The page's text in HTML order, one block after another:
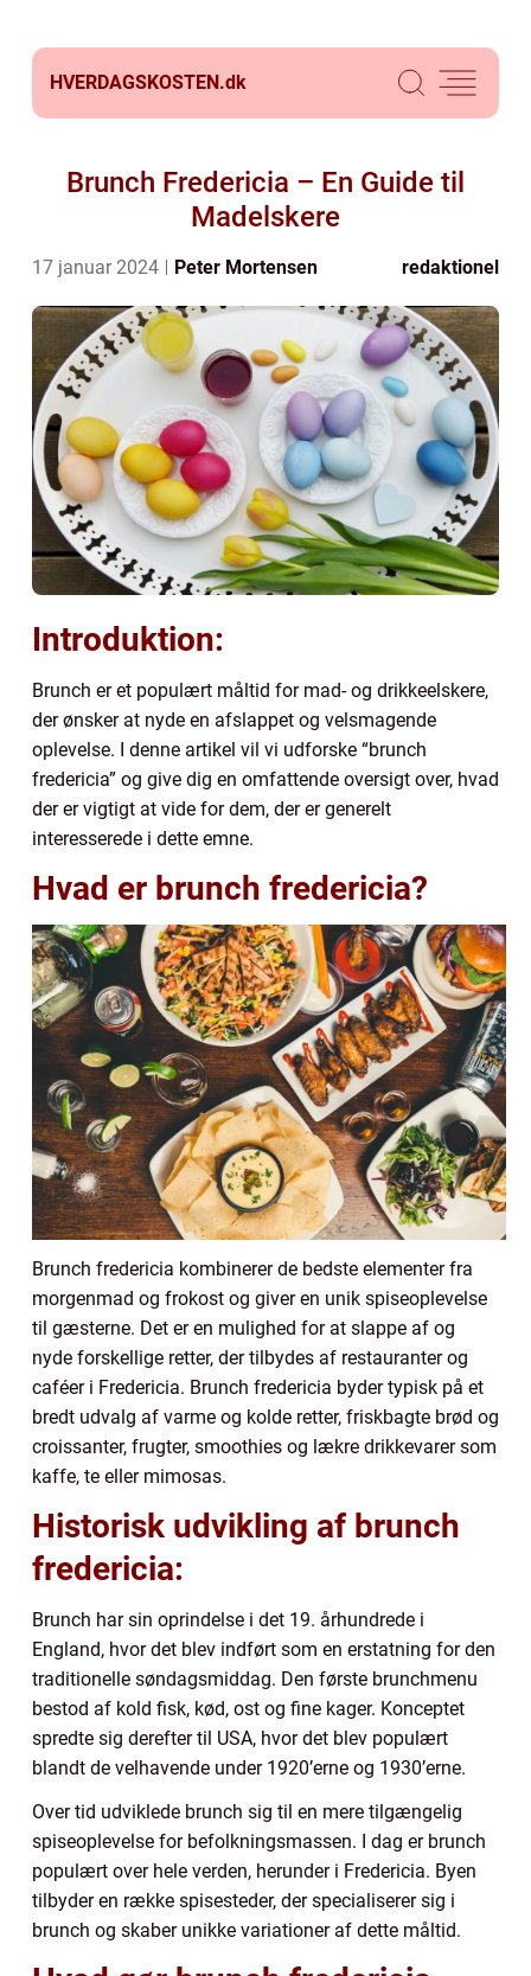
HVERDAGSKOSTEN.dk
Brunch Fredericia – En Guide til
Madelskere
17 januar 2024 Peter Mortensen redaktionel
Introduktion:
Brunch er et populært måltid for mad- og drikkeelskere,
der ønsker at nyde en afslappet og velsmagende
oplevelse. I denne artikel vil vi udforske “brunch
fredericia” og give dig en omfattende oversigt over, hvad
der er vigtigt at vide for dem, der er generelt
interesserede i dette emne.
Hvad er brunch fredericia?
Brunch fredericia kombinerer de bedste elementer fra
morgenmad og frokost og giver en unik spiseoplevelse
til gæsterne. Det er en mulighed for at slappe af og
nyde forskellige retter, der tilbydes af restauranter og
caféer i Fredericia. Brunch fredericia byder typisk på et
bredt udvalg af varme og kolde retter, friskbagte brød og
croissanter, frugter, smoothies og lækre drikkevarer som
kaffe, te eller mimosas.
Historisk udvikling af brunch
fredericia:
Brunch har sin oprindelse i det 19. århundrede i
England, hvor det blev indført som en erstatning for den
traditionelle søndagsmiddag. Den første brunchmenu
bestod af kold fisk, kød, ost og fine kager. Konceptet
spredte sig derefter til USA, hvor det blev populært
blandt de velhavende under 1920’erne og 1930’erne.
Over tid udviklede brunch sig til en mere tilgængelig
spiseoplevelse for befolkningsmassen. I dag er brunch
populært over hele verden, herunder i Fredericia. Byen
tilbyder en række spisesteder, der specialiserer sig i
brunch og skaber unikke variationer af dette måltid.